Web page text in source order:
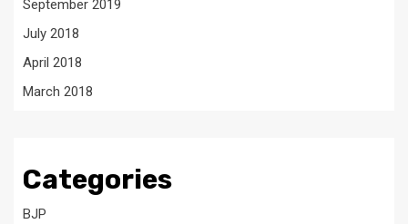
September 2019
July 2018
April 2018
March 2018
Categories
BJP